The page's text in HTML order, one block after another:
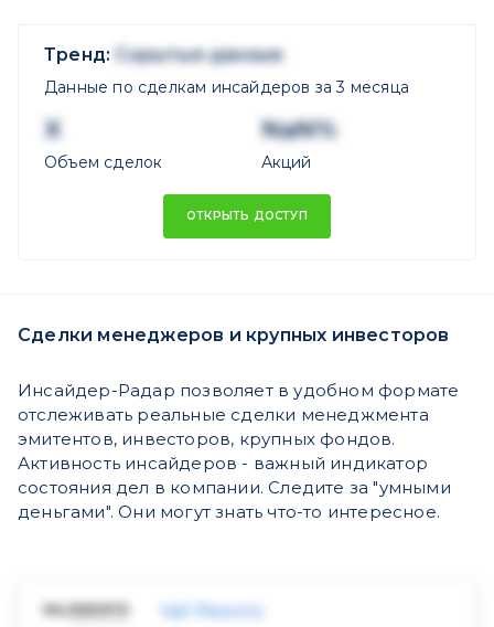
Тренд: Скрытые данные
Данные по сделкам инсайдеров за 3 месяца
X
Объем сделок
NaN%
Акций
ОТКРЫТЬ ДОСТУП
Сделки менеджеров и крупных инвесторов
Инсайдер-Радар позволяет в удобном формате
отслеживать реальные сделки менеджмента
эмитентов, инвесторов, крупных фондов.
Активность инсайдеров - важный индикатор
состояния дел в компании. Следите за "умными
деньгами". Они могут знать что-то интересное.
Vail Resorts